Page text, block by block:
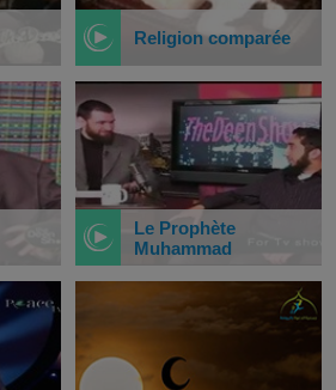
Religion comparée
Le Prophète
Muhammad